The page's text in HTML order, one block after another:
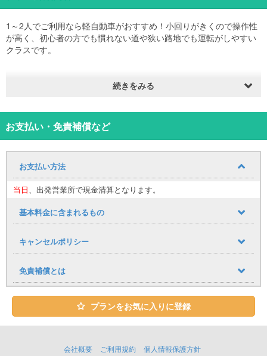
1～2人でご利用なら軽自動車がおすすめ！小回りがきくので操作性
が高く、初心者の方でも慣れない道や狭い路地でも運転がしやすい
クラスです。
続きをみる
お支払い・免責補償など
お支払い方法
当日、出発営業所で現金清算となります。
基本料金に含まれるもの
キャンセルポリシー
免責補償とは
プランをお気に入りに登録
会社概要 ご利用規約 個人情報保護方針